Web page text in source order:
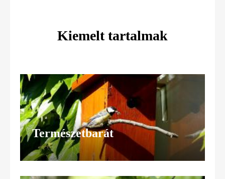
Kiemelt tartalmak
Természetbarát